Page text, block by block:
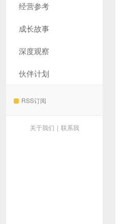
经营参考
成长故事
深度观察
伙伴计划
RSS订阅
关于我们 | 联系我